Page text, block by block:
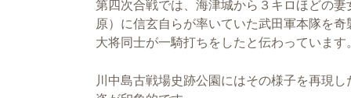
第四次合戦では、海津城から３キロほどの
原）に信玄自らが率いていた武田軍本隊を
大将同士が一騎打ちをしたと伝わっています
川中島古戦場史跡公園にはその様子を再現